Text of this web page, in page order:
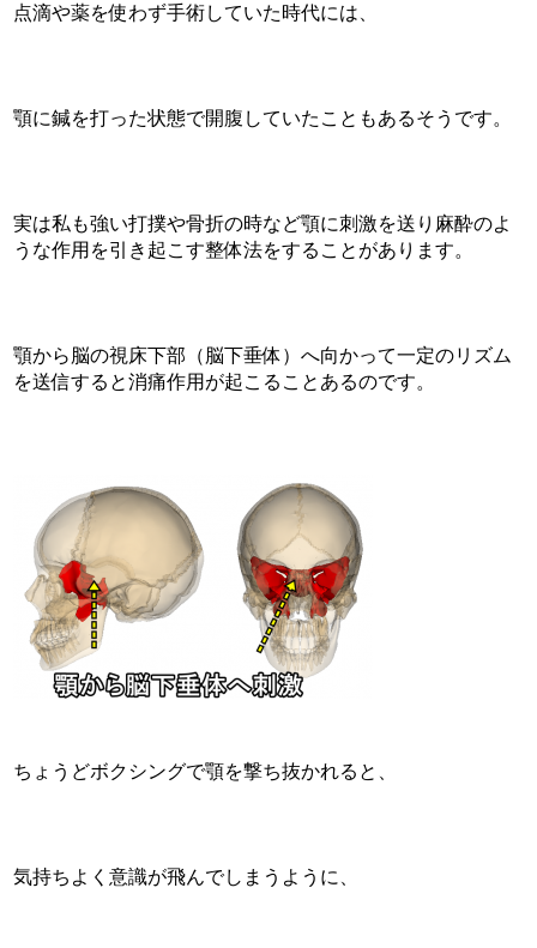
点滴や薬を使わず手術していた時代には、
顎に鍼を打った状態で開腹していたこともあるそうです。
実は私も強い打撲や骨折の時など顎に刺激を送り麻酔のよ
うな作用を引き起こす整体法をすることがあります。
顎から脳の視床下部（脳下垂体）へ向かって一定のリズム
を送信すると消痛作用が起こることあるのです。
ちょうどボクシングで顎を撃ち抜かれると、
気持ちよく意識が飛んでしまうように、